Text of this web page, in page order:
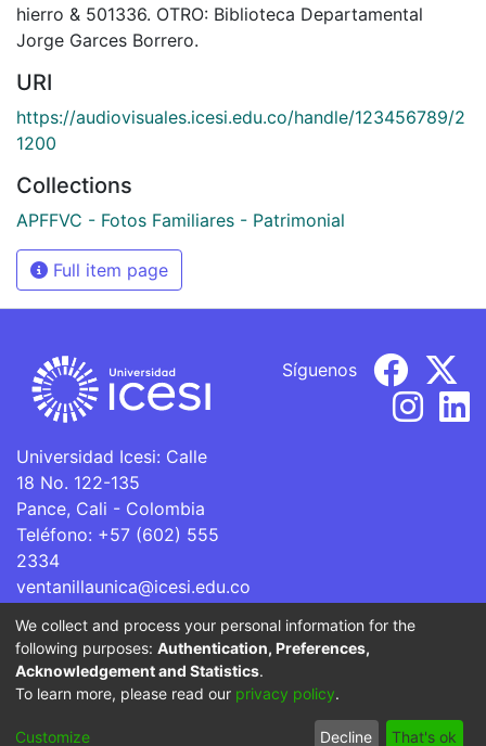
hierro & 501336. OTRO: Biblioteca Departamental
Jorge Garces Borrero.
URI
https://audiovisuales.icesi.edu.co/handle/123456789/2
1200
Collections
APFFVC - Fotos Familiares - Patrimonial
Full item page
Universidad Icesi: Calle
18 No. 122-135
Pance, Cali - Colombia
Teléfono: +57 (602) 555
2334
ventanillaunica@icesi.edu.co
Síguenos
La Universidad Icesi es una Institución de Educación
Superior que se encuentra sujeta a inspección y vigilancia
por parte del Ministerio de Educación Nacional.
Cookie
End User
Send
We collect and process your personal information for the
following purposes: Authentication, Preferences,
Acknowledgement and Statistics.
To learn more, please read our privacy policy.
Customize Decline That's ok